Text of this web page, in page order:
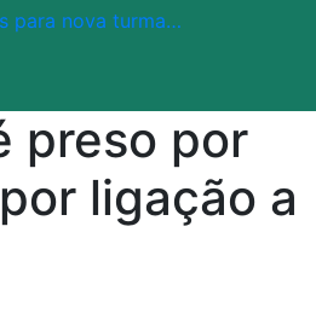
para nova turma…
preso por
ligação a